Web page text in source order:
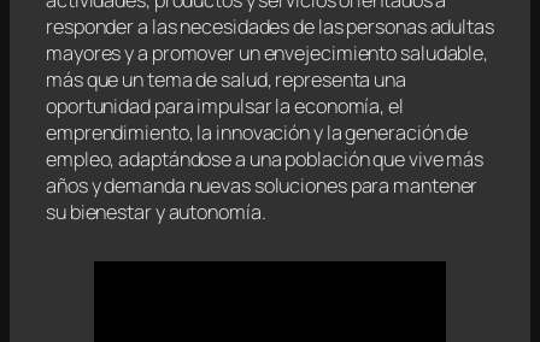
responder a las necesidades de las personas adultas
mayores y a promover un envejecimiento saludable,
más que un tema de salud, representa una
oportunidad para impulsar la economía, el
emprendimiento, la innovación y la generación de
empleo, adaptándose a una población que vive más
años y demanda nuevas soluciones para mantener
su bienestar y autonomía.